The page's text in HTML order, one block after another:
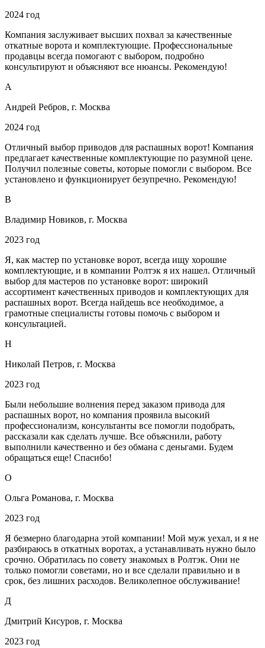
2024 год
Компания заслуживает высших похвал за качественные
откатные ворота и комплектующие. Профессиональные
продавцы всегда помогают с выбором, подробно
консультируют и объясняют все нюансы. Рекомендую!
А
Андрей Ребров, г. Москва
2024 год
Отличный выбор приводов для распашных ворот! Компания
предлагает качественные комплектующие по разумной цене.
Получил полезные советы, которые помогли с выбором. Все
установлено и функционирует безупречно. Рекомендую!
В
Владимир Новиков, г. Москва
2023 год
Я, как мастер по установке ворот, всегда ищу хорошие
комплектующие, и в компании Ролтэк я их нашел. Отличный
выбор для мастеров по установке ворот: широкий
ассортимент качественных приводов и комплектующих для
распашных ворот. Всегда найдешь все необходимое, а
грамотные специалисты готовы помочь с выбором и
консультацией.
Н
Николай Петров, г. Москва
2023 год
Были небольшие волнения перед заказом привода для
распашных ворот, но компания проявила высокий
профессионализм, консультанты все помогли подобрать,
рассказали как сделать лучше. Все объяснили, работу
выполнили качественно и без обмана с деньгами. Будем
обращаться еще! Спасибо!
О
Ольга Романова, г. Москва
2023 год
Я безмерно благодарна этой компании! Мой муж уехал, и я не
разбираюсь в откатных воротах, а устанавливать нужно было
срочно. Обратилась по совету знакомых в Ролтэк. Они не
только помогли советами, но и все сделали правильно и в
срок, без лишних расходов. Великолепное обслуживание!
Д
Дмитрий Кисуров, г. Москва
2023 год